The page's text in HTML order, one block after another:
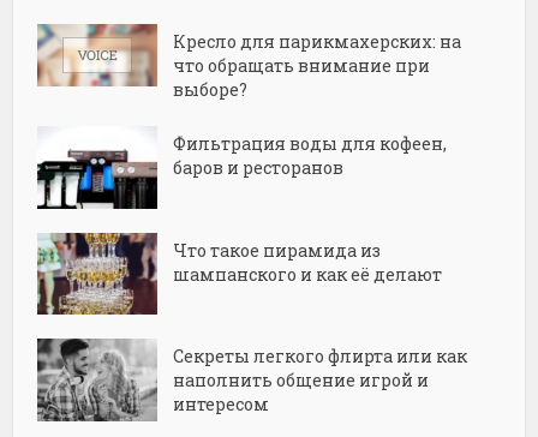
Кресло для парикмахерских: на
что обращать внимание при
выборе?
Фильтрация воды для кофеен,
баров и ресторанов
Что такое пирамида из
шампанского и как её делают
Секреты легкого флирта или как
наполнить общение игрой и
интересом